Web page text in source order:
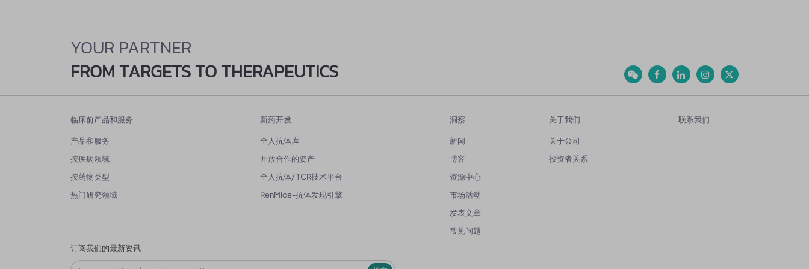
YOUR PARTNER
FROM TARGETS TO THERAPEUTICS
临床前产品和服务
产品和服务
按疾病领域
按药物类型
热门研究领域
新药开发
全人抗体库
开放合作的资产
全人抗体/ TCR技术平台
RenMice-抗体发现引擎
洞察
新闻
博客
资源中心
市场活动
发表文章
常见问题
关于我们
关于公司
投资者关系
联系我们
订阅我们的最新资讯